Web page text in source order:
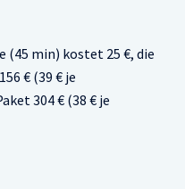
(45 min) kostet 25 €, die
€ (39 € je
304 € (38 € je